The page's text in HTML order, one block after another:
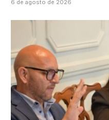
6 de agosto de 2026